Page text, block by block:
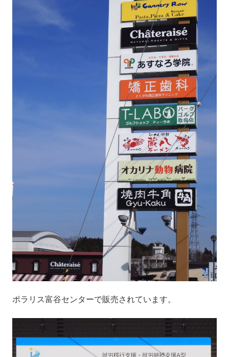
ポラリス富谷センターで販売されています。